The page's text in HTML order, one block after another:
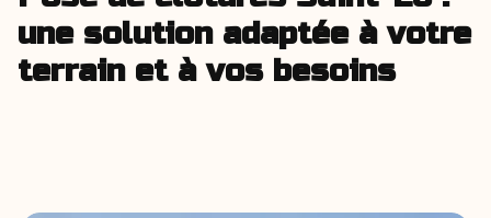
une solution adaptée à votre
terrain et à vos besoins